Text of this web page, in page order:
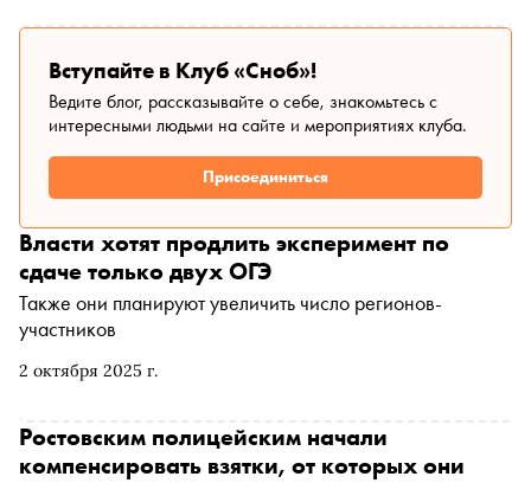
Вступайте в Клуб «Сноб»!
Ведите блог, рассказывайте о себе, знакомьтесь с
интересными людьми на сайте и мероприятиях клуба.
Присоединиться
2 октября 2025 г.
Власти хотят продлить эксперимент по
сдаче только двух ОГЭ
Также они планируют увеличить число регионов-
участников
Ростовским полицейским начали
компенсировать взятки, от которых они